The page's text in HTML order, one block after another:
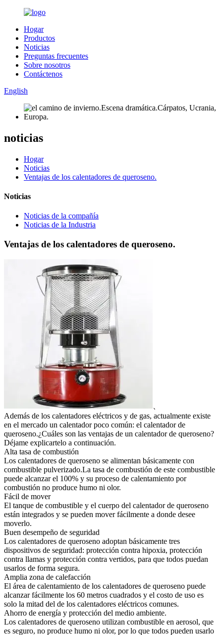
Hogar
Productos
Noticias
Preguntas frecuentes
Sobre nosotros
Contáctenos
English
noticias
Hogar
Noticias
Ventajas de los calentadores de queroseno.
Noticias
Noticias de la compañía
Noticias de la Industria
Ventajas de los calentadores de queroseno.
Además de los calentadores eléctricos y de gas, actualmente existe
en el mercado un calentador poco común: el calentador de
queroseno.¿Cuáles son las ventajas de un calentador de queroseno?
Déjame explicartelo a continuación.
Alta tasa de combustión
Los calentadores de queroseno se alimentan básicamente con
combustible pulverizado.La tasa de combustión de este combustible
puede alcanzar el 100% y su proceso de calentamiento por
combustión no produce humo ni olor.
Fácil de mover
El tanque de combustible y el cuerpo del calentador de queroseno
están integrados y se pueden mover fácilmente a donde desee
moverlo.
Buen desempeño de seguridad
Los calentadores de queroseno adoptan básicamente tres
dispositivos de seguridad: protección contra hipoxia, protección
contra llamas y protección contra vertidos, para que todos puedan
usarlos de forma segura.
Amplia zona de calefacción
El área de calentamiento de los calentadores de queroseno puede
alcanzar fácilmente los 60 metros cuadrados y el costo de uso es
solo la mitad del de los calentadores eléctricos comunes.
Ahorro de energía y protección del medio ambiente.
Los calentadores de queroseno utilizan combustible en aerosol, que
es seguro, no produce humo ni olor, por lo que todos pueden usarlo